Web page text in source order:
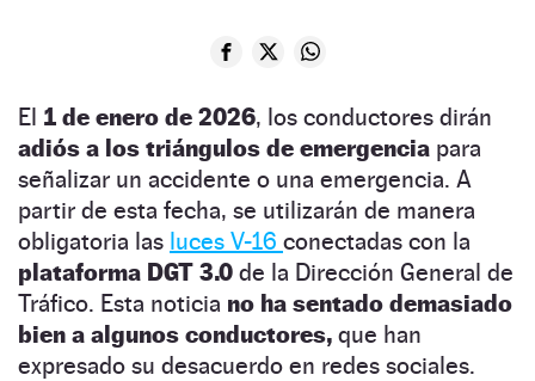
El 1 de enero de 2026, los conductores dirán
adiós a los triángulos de emergencia para
señalizar un accidente o una emergencia. A
partir de esta fecha, se utilizarán de manera
obligatoria las luces V-16 conectadas con la
plataforma DGT 3.0 de la Dirección General de
Tráfico. Esta noticia no ha sentado demasiado
bien a algunos conductores, que han
expresado su desacuerdo en redes sociales.